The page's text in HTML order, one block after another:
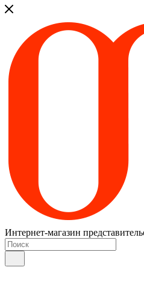
Интернет-магазин